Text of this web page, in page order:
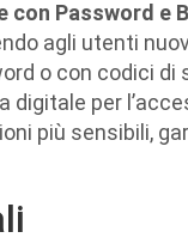
con Password e
agli utenti
o con codici di
digitale per
più sensibili,